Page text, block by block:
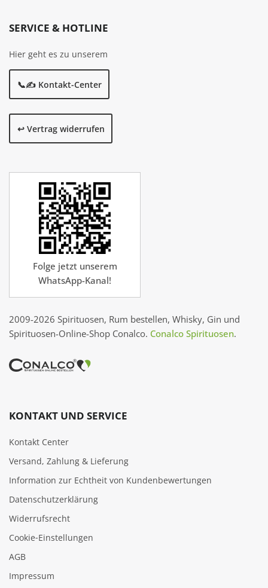
SERVICE & HOTLINE
Hier geht es zu unserem
📞✍️ Kontakt-Center
↩️ Vertrag widerrufen
Folge jetzt unserem
WhatsApp-Kanal!
2009-2026 Spirituosen, Rum bestellen, Whisky, Gin und
Spirituosen-Online-Shop Conalco. Conalco Spirituosen.
KONTAKT UND SERVICE
Kontakt Center
Versand, Zahlung & Lieferung
Information zur Echtheit von Kundenbewertungen
Datenschutzerklärung
Widerrufsrecht
Cookie‑Einstellungen
AGB
Impressum